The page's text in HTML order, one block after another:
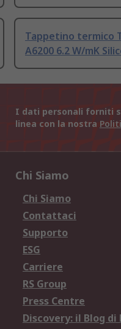
Tappetino termico
A6200 6.2 W/mK
I dati personali forniti
linea con la nostra
Chi Siamo
Chi Siamo
Contattaci
Supporto
ESG
Carriere
RS Group
Press Centre
Discovery: il Blog di